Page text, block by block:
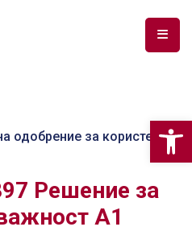
одобрение за користење
Решение за
А1